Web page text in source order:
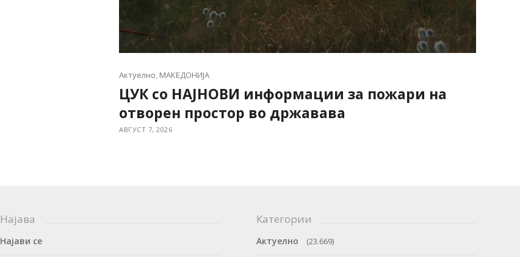
Актуелно, МАКЕДОНИЈА
ЦУК со НАЈНОВИ информации за пожари на
отворен простор во државава
АВГУСТ 7, 2026
Најава
Најави се
Категории
Актуелно (23.669)